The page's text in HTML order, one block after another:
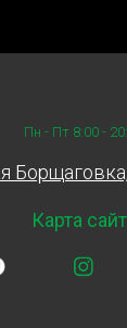
Пн - Пт 8:00 -
Карта